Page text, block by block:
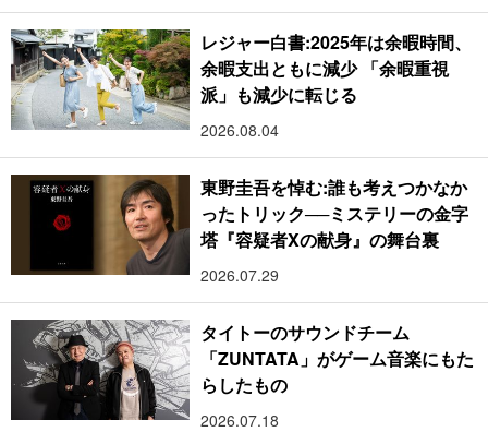
レジャー白書:2025年は余暇時間、
余暇支出ともに減少 「余暇重視
派」も減少に転じる
2026.08.04
東野圭吾を悼む:誰も考えつかなか
ったトリック──ミステリーの金字
塔『容疑者Xの献身』の舞台裏
2026.07.29
タイトーのサウンドチーム
「ZUNTATA」がゲーム音楽にもた
らしたもの
2026.07.18